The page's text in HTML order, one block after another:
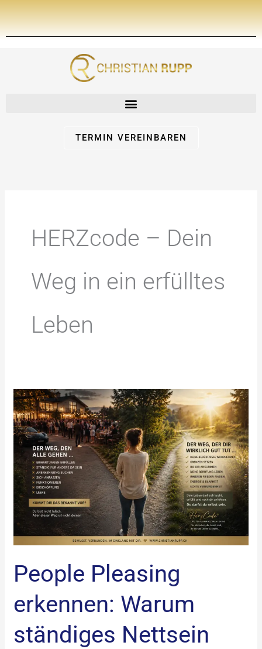
springen
TERMIN VEREINBAREN
HERZcode – Dein
Weg in ein erfülltes
Leben
People Pleasing
erkennen: Warum
ständiges Nettsein
People
Pleasing
erkennen:
Warum
ständiges
Nettsein
unglücklich
macht